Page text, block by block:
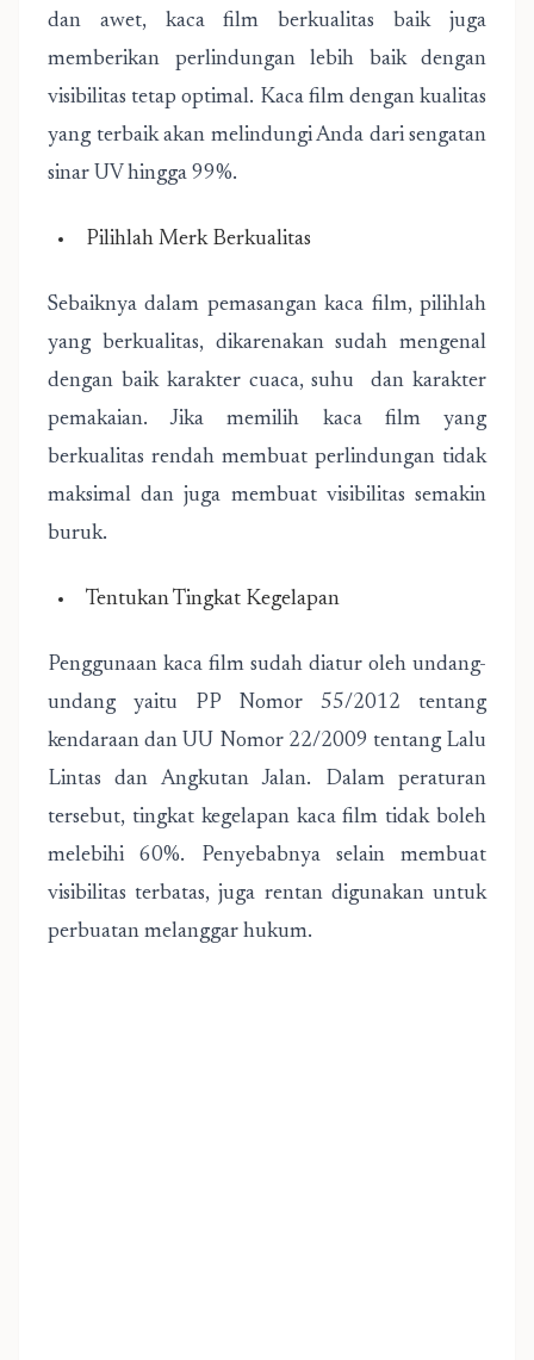
dan awet, kaca film berkualitas baik juga
memberikan perlindungan lebih baik dengan
visibilitas tetap optimal. Kaca film dengan kualitas
yang terbaik akan melindungi Anda dari sengatan
sinar UV hingga 99%.
Pilihlah Merk Berkualitas
Sebaiknya dalam pemasangan kaca film, pilihlah
yang berkualitas, dikarenakan sudah mengenal
dengan baik karakter cuaca, suhu dan karakter
pemakaian. Jika memilih kaca film yang
berkualitas rendah membuat perlindungan tidak
maksimal dan juga membuat visibilitas semakin
buruk.
Tentukan Tingkat Kegelapan
Penggunaan kaca film sudah diatur oleh undang-
undang yaitu PP Nomor 55/2012 tentang
kendaraan dan UU Nomor 22/2009 tentang Lalu
Lintas dan Angkutan Jalan. Dalam peraturan
tersebut, tingkat kegelapan kaca film tidak boleh
melebihi 60%. Penyebabnya selain membuat
visibilitas terbatas, juga rentan digunakan untuk
perbuatan melanggar hukum.